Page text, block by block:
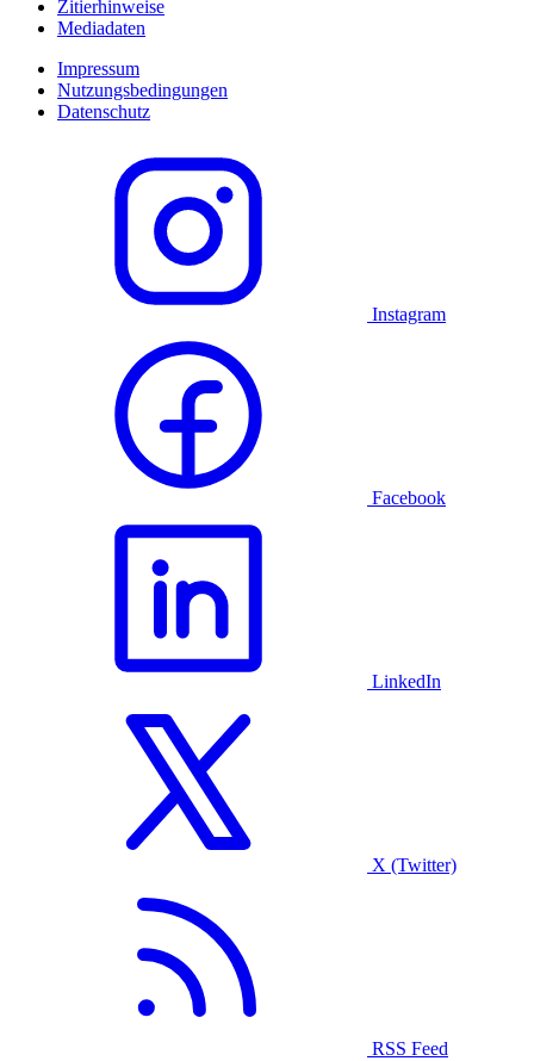
Zitierhinweise
Mediadaten
Impressum
Nutzungsbedingungen
Datenschutz
Instagram
Facebook
LinkedIn
X (Twitter)
RSS Feed